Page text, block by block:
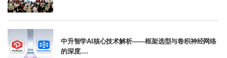
中升智学AI核心技术解析——框架选型与卷积神经网络
的深度....